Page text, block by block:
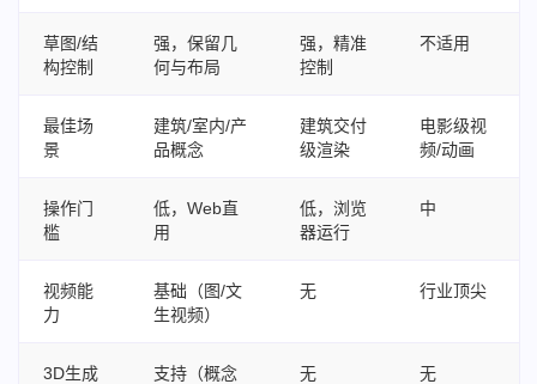
草图/结
构控制
强，保留几
何与布局
强，精准
控制
不适用
最佳场
景
建筑/室内/产
品概念
建筑交付
级渲染
电影级视
频/动画
操作门
槛
低，Web直
用
低，浏览
器运行
中
视频能
力
基础（图/文
生视频）
无 行业顶尖
3D生成
支持（概念
无 无